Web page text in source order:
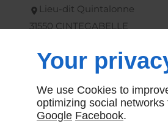
Lieu-dit Quintalonne
31550 CINTEGABELLE
Your
We use Cookies to
optimizing social
Google Facebook.